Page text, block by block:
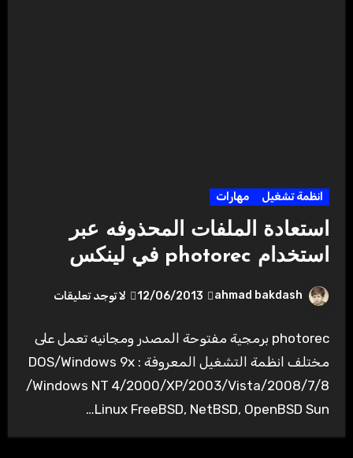
انظمة تشغيل مهارات
استعادة الملفات المحذوفه عبر
استخدام photorec في لينكس
ahmad bakdash
12/06/2013 لا توجد تعليقات
photorec برمجية مفتوحة المصدر ومجانيه تعمل على
مختلف انظمة التشغيل المعروفة : DOS/Windows 9x
/Windows NT 4/2000/XP/2003/Vista/2008/7/8
Linux FreeBSD, NetBSD, OpenBSD Sun…